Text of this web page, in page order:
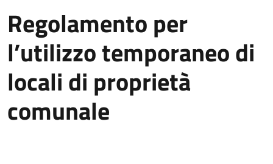
Regolamento per
l’utilizzo temporaneo di
locali di proprietà
comunale